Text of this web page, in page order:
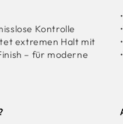
Kontrolle
extremen Halt mit
– für moderne